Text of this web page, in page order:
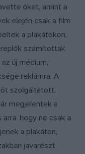
őket, amint a
elején csak a film
a plakátokon,
számítottak
új médium,
reklámra. A
szolgáltatott,
megjelentek a
hogy ne csak a
a plakáton,
javarészt